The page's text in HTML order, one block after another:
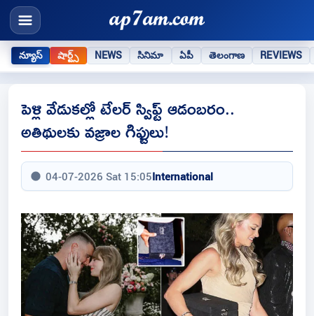
న్యూస్ షార్ట్స్ NEWS సినిమా ఏపీ తెలంగాణ REVIEWS
పెళ్లి వేడుకల్లో టేలర్ స్విఫ్ట్ ఆడంబరం..
అతిథులకు వజ్రాల గిఫ్టులు!
04-07-2026 Sat 15:05International